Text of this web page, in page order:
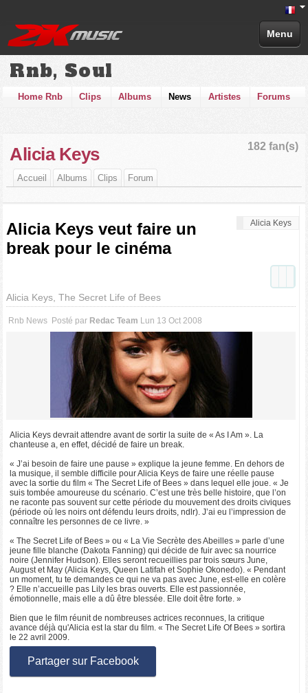
Menu
Rnb, Soul
Home Rnb Clips Albums News Artistes Forums
182 fan(s)
Alicia Keys
Accueil Albums Clips Forum
Alicia Keys
Alicia Keys veut faire un
break pour le cinéma
Alicia Keys, The Secret Life of Bees
Rnb News Posté par Redac Team Lun 13 Oct 2008
Alicia Keys devrait attendre avant de sortir la suite de « As I Am ». La
chanteuse a, en effet, décidé de faire un break.
« J’ai besoin de faire une pause » explique la jeune femme. En dehors de
la musique, il semble difficile pour Alicia Keys de faire une réelle pause
avec la sortie du film « The Secret Life of Bees » dans lequel elle joue. « Je
suis tombée amoureuse du scénario. C’est une très belle histoire, que l’on
ne raconte pas souvent sur cette période du mouvement des droits civiques
(période où les noirs ont défendu leurs droits, ndlr). J’ai eu l’impression de
connaître les personnes de ce livre. »
« The Secret Life of Bees » ou « La Vie Secrète des Abeilles » parle d’une
jeune fille blanche (Dakota Fanning) qui décide de fuir avec sa nourrice
noire (Jennifer Hudson). Elles seront recueillies par trois sœurs June,
August et May (Alicia Keys, Queen Latifah et Sophie Okonedo). « Pendant
un moment, tu te demandes ce qui ne va pas avec June, est-elle en colère
? Elle n’accueille pas Lily les bras ouverts. Elle est passionnée,
émotionnelle, mais elle a dû être blessée. Elle doit être forte. »
Bien que le film réunit de nombreuses actrices reconnues, la critique
avance déjà qu'Alicia est la star du film. « The Secret Life Of Bees » sortira
le 22 avril 2009.
Partager sur Facebook